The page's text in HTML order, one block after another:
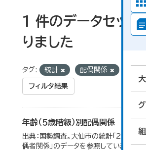
1 件のデータセット
りました
タグ: 統計 配偶関係
フィルタ結果
年齢（５歳階級）別配偶関係
出典：国勢調査。大仙市の統計「2-12 年
偶者関係」のデータを参照しています。